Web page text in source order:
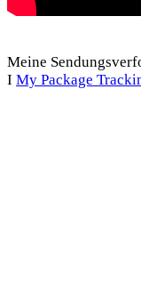
Meine
I My Package